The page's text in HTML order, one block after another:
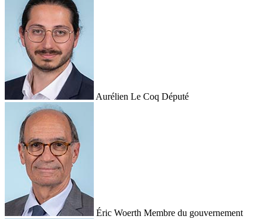
Aurélien Le Coq Député
Éric Woerth Membre du gouvernement